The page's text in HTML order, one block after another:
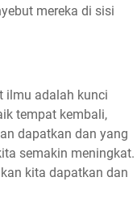
mereka di sisi
ilmu adalah kunci
tempat kembali,
dapatkan dan yang
semakin meningkat.
kita dapatkan dan